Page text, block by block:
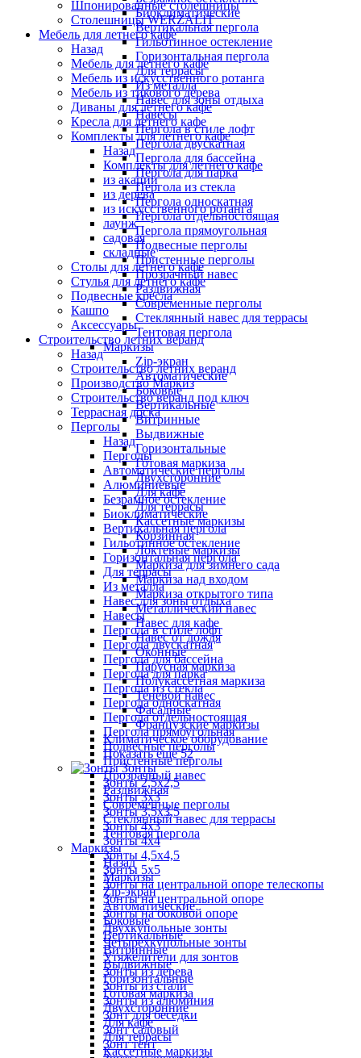
Биоклиматические
Вертикальная пергола
Гильотинное остекление
Горизонтальная пергола
Для террасы
Из металла
Навес для зоны отдыха
Навесы
Пергола в стиле лофт
Пергола двускатная
Пергола для бассейна
Пергола для парка
Пергола из стекла
Пергола односкатная
Пергола отдельностоящая
Пергола прямоугольная
Подвесные перголы
Пристенные перголы
Прозрачный навес
Раздвижная
Современные перголы
Стеклянный навес для террасы
Тентовая пергола
Маркизы
Zip-экран
Автоматические
Боковые
Вертикальные
Витринные
Выдвижные
Горизонтальные
Готовая маркиза
Двухсторонние
Для кафе
Для террасы
Кассетные маркизы
Корзинная
Локтевые маркизы
Маркиза для зимнего сада
Маркиза над входом
Маркиза открытого типа
Металлический навес
Навес для кафе
Навес от дождя
Оконные
Парусная маркиза
Полукассетная маркиза
Теневой навес
Фасадные
Французские маркизы
Климатическое оборудование
Показать ещё 52
Зонты
Зонты 2,5х2,5
Зонты 3х3
Зонты 3,5х3,5
Зонты 4х3
Зонты 4х4
Зонты 4,5х4,5
Зонты 5х5
Зонты на центральной опоре телескопы
Зонты на центральной опоре
Зонты на боковой опоре
Двухкупольные зонты
Четырехкупольные зонты
Утяжелители для зонтов
Зонты из дерева
Зонты из стали
Зонты из алюминия
Зонт для беседки
Зонт садовый
Зонт тент
Шпонированные столешницы
Столешницы WERZALIT
Мебель для летнего кафе
Назад
Мебель для летнего кафе
Мебель из искусственного ротанга
Мебель из тикового дерева
Диваны для летнего кафе
Кресла для летнего кафе
Комплекты для летнего кафе
Назад
Комплекты для летнего кафе
из акации
из дерева
из искусственного ротанга
лаунж
садовая
складные
Столы для летнего кафе
Стулья для летнего кафе
Подвесные кресла
Кашпо
Аксессуары
Строительство летних веранд
Назад
Строительство летних веранд
Производство Маркиз
Строительство веранд под ключ
Террасная доска
Перголы
Назад
Перголы
Автоматические перголы
Алюминиевые
Безрамное остекление
Биоклиматические
Вертикальная пергола
Гильотинное остекление
Горизонтальная пергола
Для террасы
Из металла
Навес для зоны отдыха
Навесы
Пергола в стиле лофт
Пергола двускатная
Пергола для бассейна
Пергола для парка
Пергола из стекла
Пергола односкатная
Пергола отдельностоящая
Пергола прямоугольная
Подвесные перголы
Пристенные перголы
Прозрачный навес
Раздвижная
Современные перголы
Стеклянный навес для террасы
Тентовая пергола
Маркизы
Назад
Маркизы
Zip-экран
Автоматические
Боковые
Вертикальные
Витринные
Выдвижные
Горизонтальные
Готовая маркиза
Двухсторонние
Для кафе
Для террасы
Кассетные маркизы